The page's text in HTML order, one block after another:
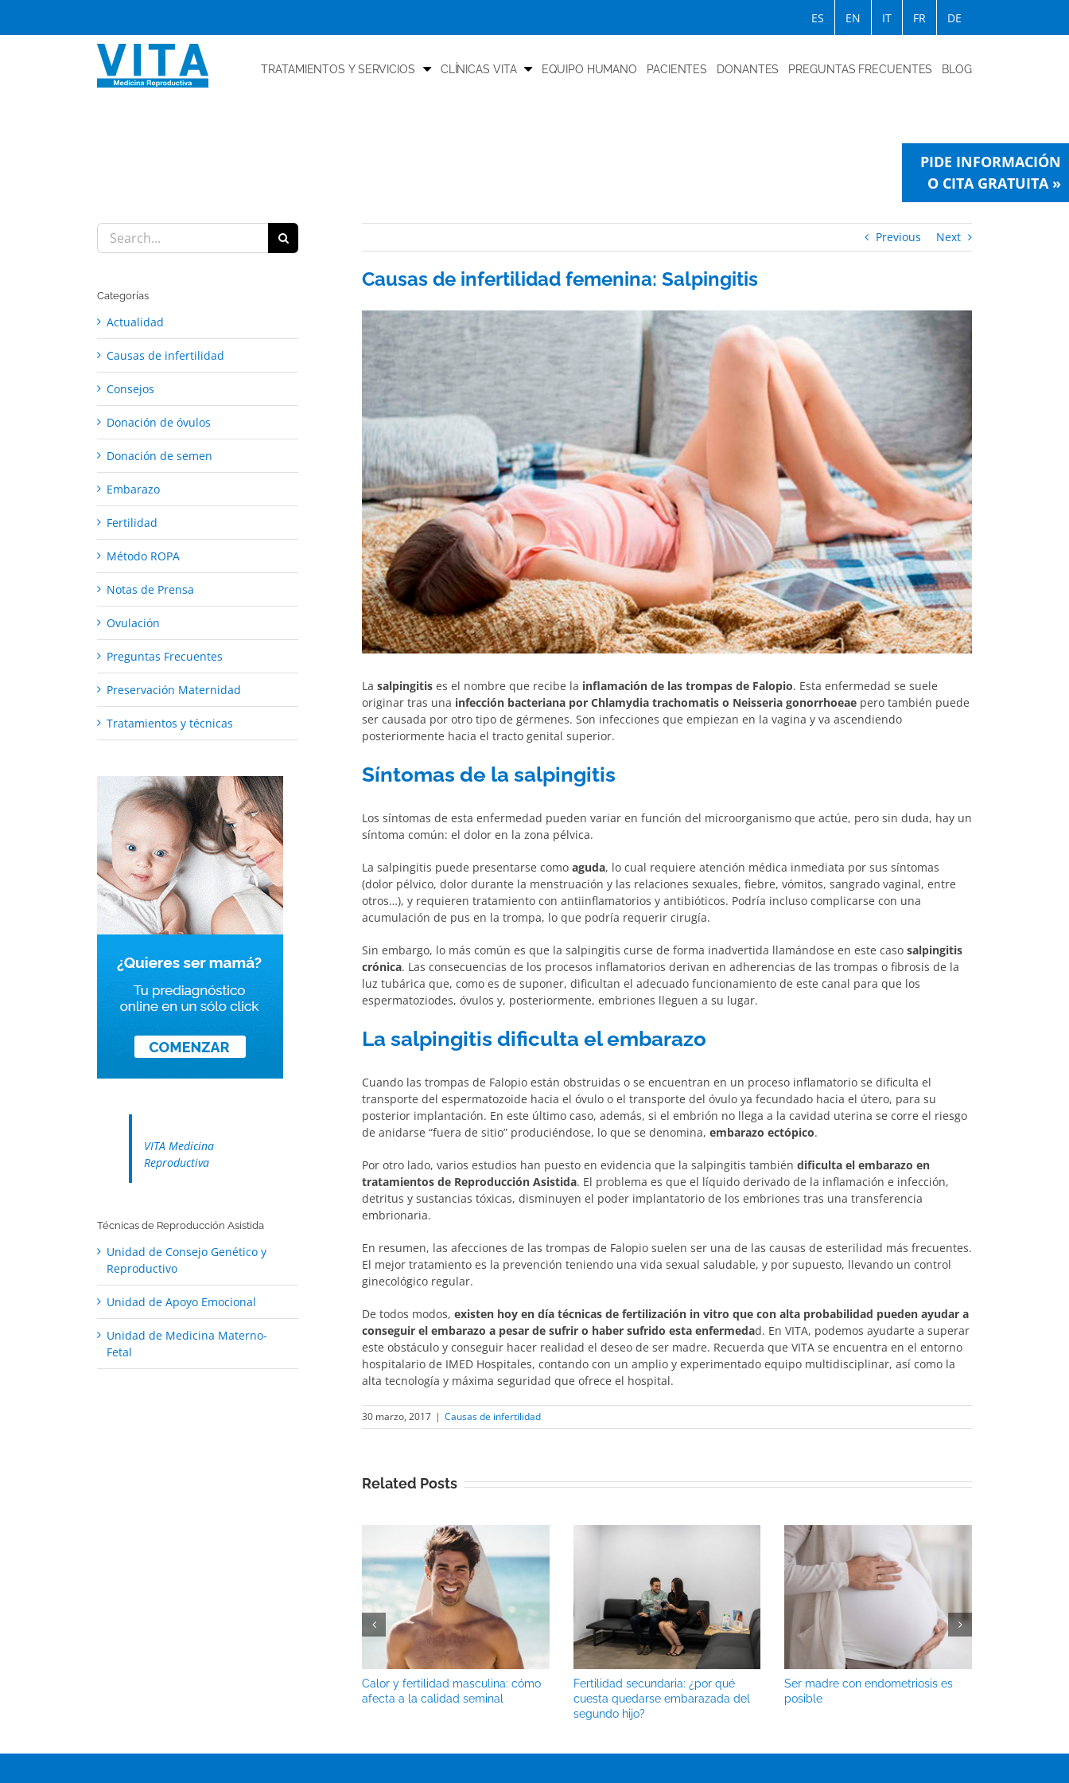
ES EN IT FR DE
TRATAMIENTOS Y SERVICIOS CLÍNICAS VITA EQUIPO HUMANO PACIENTES DONANTES PREGUNTAS FRECUENTES BLOG
PIDE INFORMACIÓN
O CITA GRATUITA »
Previous Next
Causas de infertilidad femenina: Salpingitis
View
Larger
Image
La salpingitis es el nombre que recibe la inflamación de las trompas de Falopio. Esta enfermedad se suele
originar tras una infección bacteriana por Chlamydia trachomatis o Neisseria gonorrhoeae pero también puede
ser causada por otro tipo de gérmenes. Son infecciones que empiezan en la vagina y va ascendiendo
posteriormente hacia el tracto genital superior.
Síntomas de la salpingitis
Los síntomas de esta enfermedad pueden variar en función del microorganismo que actúe, pero sin duda, hay un
síntoma común: el dolor en la zona pélvica.
La salpingitis puede presentarse como aguda, lo cual requiere atención médica inmediata por sus síntomas
(dolor pélvico, dolor durante la menstruación y las relaciones sexuales, fiebre, vómitos, sangrado vaginal, entre
otros…), y requieren tratamiento con antiinflamatorios y antibióticos. Podría incluso complicarse con una
acumulación de pus en la trompa, lo que podría requerir cirugía.
Sin embargo, lo más común es que la salpingitis curse de forma inadvertida llamándose en este caso salpingitis
crónica. Las consecuencias de los procesos inflamatorios derivan en adherencias de las trompas o fibrosis de la
luz tubárica que, como es de suponer, dificultan el adecuado funcionamiento de este canal para que los
espermatoziodes, óvulos y, posteriormente, embriones lleguen a su lugar.
La salpingitis dificulta el embarazo
Cuando las trompas de Falopio están obstruidas o se encuentran en un proceso inflamatorio se dificulta el
transporte del espermatozoide hacia el óvulo o el transporte del óvulo ya fecundado hacia el útero, para su
posterior implantación. En este último caso, además, si el embrión no llega a la cavidad uterina se corre el riesgo
de anidarse “fuera de sitio” produciéndose, lo que se denomina, embarazo ectópico.
Por otro lado, varios estudios han puesto en evidencia que la salpingitis también dificulta el embarazo en
tratamientos de Reproducción Asistida. El problema es que el líquido derivado de la inflamación e infección,
detritus y sustancias tóxicas, disminuyen el poder implantatorio de los embriones tras una transferencia
embrionaria.
En resumen, las afecciones de las trompas de Falopio suelen ser una de las causas de esterilidad más frecuentes.
El mejor tratamiento es la prevención teniendo una vida sexual saludable, y por supuesto, llevando un control
ginecológico regular.
De todos modos, existen hoy en día técnicas de fertilización in vitro que con alta probabilidad pueden ayudar a
conseguir el embarazo a pesar de sufrir o haber sufrido esta enfermedad. En VITA, podemos ayudarte a superar
este obstáculo y conseguir hacer realidad el deseo de ser madre. Recuerda que VITA se encuentra en el entorno
hospitalario de IMED Hospitales, contando con un amplio y experimentado equipo multidisciplinar, así como la
alta tecnología y máxima seguridad que ofrece el hospital.
30 marzo, 2017 | Causas de infertilidad
Related Posts
Calor y fertilidad masculina: cómo
afecta a la calidad seminal
Fertilidad secundaria: ¿por qué
cuesta quedarse embarazada del
segundo hijo?
Ser madre con endometriosis es
posible
Search
for:
Categorías
Actualidad
Causas de infertilidad
Consejos
Donación de óvulos
Donación de semen
Embarazo
Fertilidad
Método ROPA
Notas de Prensa
Ovulación
Preguntas Frecuentes
Preservación Maternidad
Tratamientos y técnicas
VITA Medicina
Reproductiva
Técnicas de Reproducción Asistida
Unidad de Consejo Genético y
Reproductivo
Unidad de Apoyo Emocional
Unidad de Medicina Materno-
Fetal